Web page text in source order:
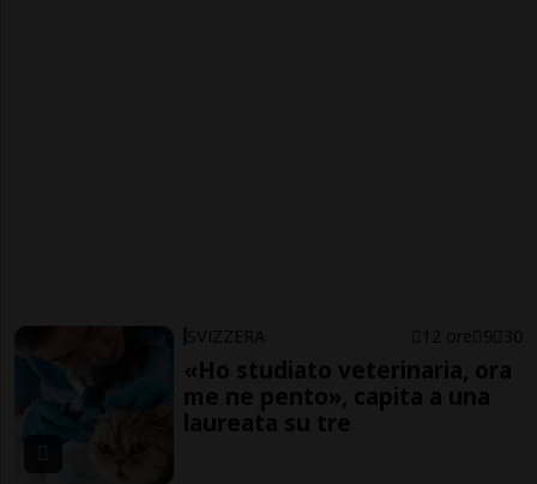
SVIZZERA 12 ore 9 30
«Ho studiato veterinaria, ora
me ne pento», capita a una
laureata su tre